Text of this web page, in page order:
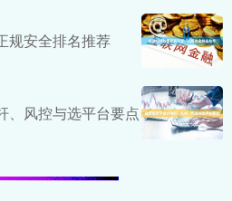
规安全排名推荐
、风控与选平台要点